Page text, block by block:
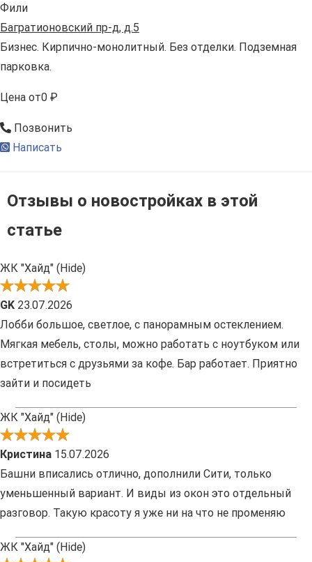
Фили
Багратионовский пр-д, д.5
Бизнес. Кирпично-монолитный. Без отделки. Подземная
парковка.
Цена от0 ₽
Позвонить
Написать
Отзывы о новостройках в этой
статье
ЖК "Хайд" (Hide)
GK 23.07.2026
Лобби большое, светлое, с панорамным остеклением.
Мягкая мебель, столы, можно работать с ноутбуком или
встретиться с друзьями за кофе. Бар работает. Приятно
зайти и посидеть
ЖК "Хайд" (Hide)
Кристина 15.07.2026
Башни вписались отлично, дополнили Сити, только
уменьшенный вариант. И виды из окон это отдельный
разговор. Такую красоту я уже ни на что не променяю
ЖК "Хайд" (Hide)